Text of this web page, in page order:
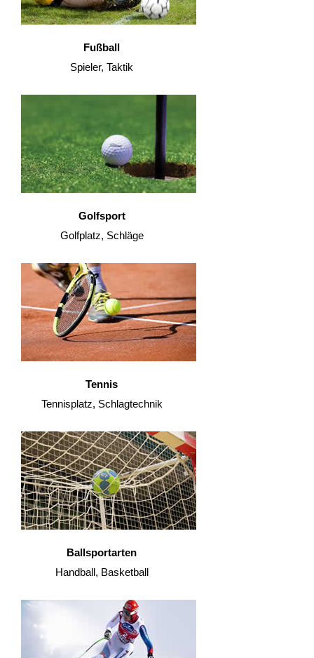
Fußball
Spieler, Taktik
Golfsport
Golfplatz, Schläge
Tennis
Tennisplatz, Schlagtechnik
Ballsportarten
Handball, Basketball